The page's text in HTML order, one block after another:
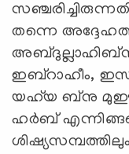
തന്നെ
ഇബ്‌റാഹീം,
യഹ്‌യ ബ്‌നു
ഹര്‍ബ്